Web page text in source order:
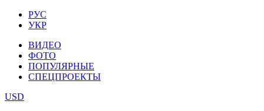
РУС
УКР
ВИДЕО
ФОТО
ПОПУЛЯРНЫЕ
СПЕЦПРОЕКТЫ
USD